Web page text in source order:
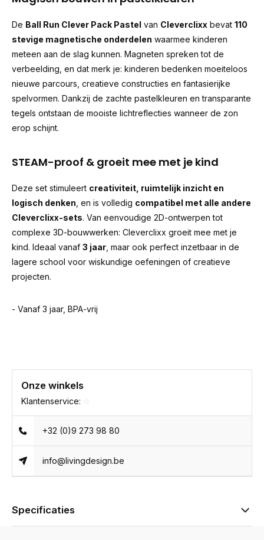
De Ball Run Clever Pack Pastel van Cleverclixx bevat 110
stevige magnetische onderdelen waarmee kinderen
meteen aan de slag kunnen. Magneten spreken tot de
verbeelding, en dat merk je: kinderen bedenken moeiteloos
nieuwe parcours, creatieve constructies en fantasierijke
spelvormen. Dankzij de zachte pastelkleuren en transparante
tegels ontstaan de mooiste lichtreflecties wanneer de zon
erop schijnt.
STEAM-proof & groeit mee met je kind
Deze set stimuleert creativiteit, ruimtelijk inzicht en
logisch denken , en is volledig compatibel met alle andere
Cleverclixx-sets. Van eenvoudige 2D-ontwerpen tot
complexe 3D-bouwwerken: Cleverclixx groeit mee met je
kind. Ideaal vanaf 3 jaar , maar ook perfect inzetbaar in de
lagere school voor wiskundige oefeningen of creatieve
projecten.
- Vanaf 3 jaar, BPA-vrij
Onze winkels
Klantenservice:
+32 (0)9 273 98 80
info@livingdesign.be
Specificaties